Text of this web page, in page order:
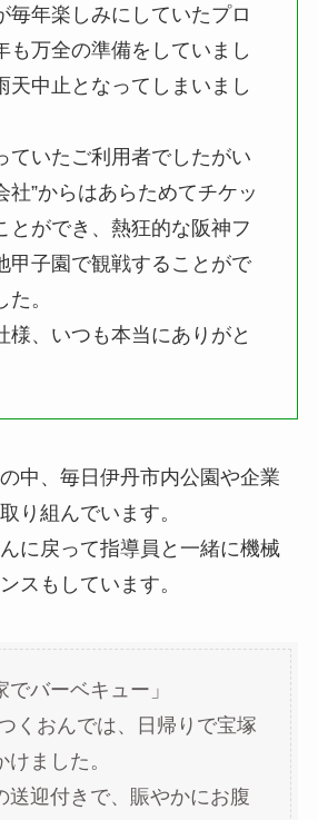
毎年楽しみにしていたプロ
も万全の準備をしていまし
天中止となってしまいまし
ていたご利用者でしたがい
社”からはあらためてチケッ
とができ、熱狂的な阪神フ
甲子園で観戦することがで
。
様、いつも本当にありがと
中、毎日伊丹市内公園や企業
り組んでいます。
に戻って指導員と一緒に機械
スもしています。
でバーベキュー」
くおんでは、日帰りで宝塚
ました。
送迎付きで、賑やかにお腹